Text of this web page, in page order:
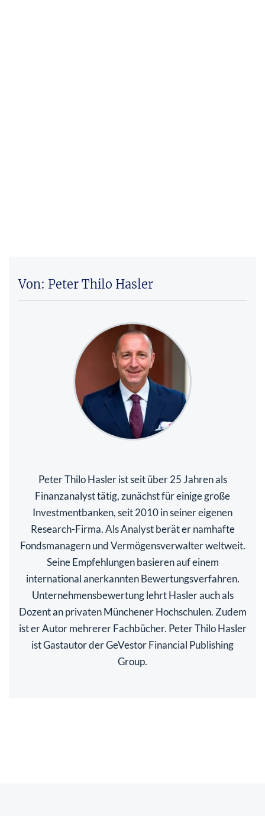
Von: Peter Thilo Hasler
Peter Thilo Hasler ist seit über 25 Jahren als
Finanzanalyst tätig, zunächst für einige große
Investmentbanken, seit 2010 in seiner eigenen
Research-Firma. Als Analyst berät er namhafte
Fondsmanagern und Vermögensverwalter weltweit.
Seine Empfehlungen basieren auf einem
international anerkannten Bewertungsverfahren.
Unternehmensbewertung lehrt Hasler auch als
Dozent an privaten Münchener Hochschulen. Zudem
ist er Autor mehrerer Fachbücher. Peter Thilo Hasler
ist Gastautor der GeVestor Financial Publishing
Group.